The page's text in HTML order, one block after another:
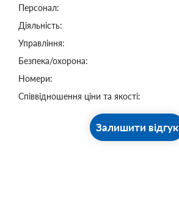
Персонал:
Діяльність:
Управління:
Безпека/охорона:
Номери:
Співвідношення ціни та якості:
Залишити відгук